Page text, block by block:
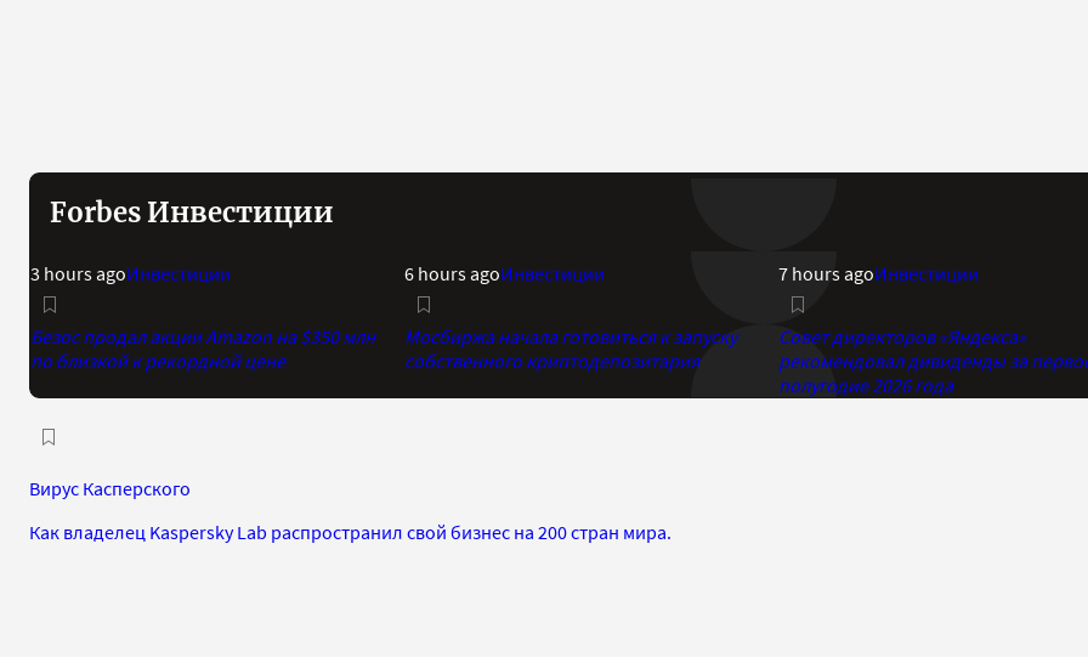
Forbes Инвестиции
3 hours agoИнвестиции
Безос продал акции Amazon на $350 млн
по близкой к рекордной цене
6 hours agoИнвестиции
Мосбиржа начала готовиться к запуску
собственного криптодепозитария
7 hours agoИнвестиции
Совет директоров «Яндекса»
рекомендовал дивиденды за
полугодие 2026 года
Вирус Касперского
Как владелец Kaspersky Lab распространил свой бизнес на 200 стран мира.